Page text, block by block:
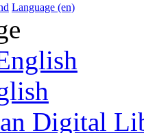
Language (en)
Digital